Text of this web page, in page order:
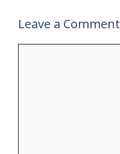
Leave a Comment